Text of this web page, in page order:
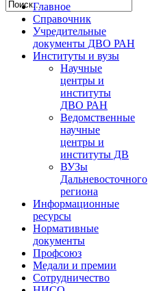
Главное
Справочник
Учредительные
документы ДВО РАН
Институты и вузы
Научные
центры и
институты
ДВО РАН
Ведомственные
научные
центры и
институты ДВ
ВУЗы
Дальневосточного
региона
Информационные
ресурсы
Нормативные
документы
Профсоюз
Медали и премии
Сотрудничество